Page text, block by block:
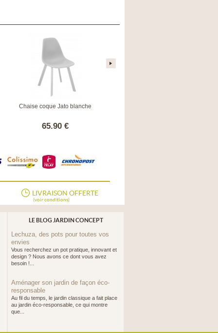
Chaise coque Jato blanche
65.90 €
LIVRAISON OFFERTE
(voir conditions)
LE BLOG JARDIN CONCEPT
Lechuza, des pots pour toutes vos
envies
Vous recherchez un pot pratique, innovant et
design ? Nous avons ce dont vous avez
besoin !...
Aménager son jardin de façon éco-
responsable
Au fil du temps, le jardin classique a fait place
au jardin éco-responsable, ce qui montre
que...